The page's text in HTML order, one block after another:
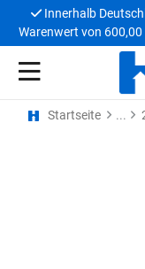
Innerhalb
Warenwert von
Startseite